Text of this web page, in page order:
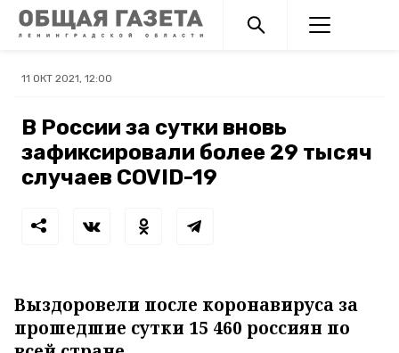
11 ОКТ 2021, 12:00
В России за сутки вновь
зафиксировали более 29 тысяч
случаев COVID-19
Выздоровели после коронавируса за
прошедшие сутки 15 460 россиян по